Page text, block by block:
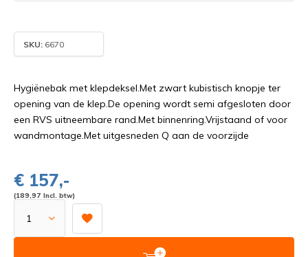
SKU: 6670
Hygiënebak met klepdeksel.Met zwart kubistisch knopje ter
opening van de klep.De opening wordt semi afgesloten door
een RVS uitneembare rand.Met binnenring.Vrijstaand of voor
wandmontage.Met uitgesneden Q aan de voorzijde
€ 157,-
(189,97 Incl. btw)